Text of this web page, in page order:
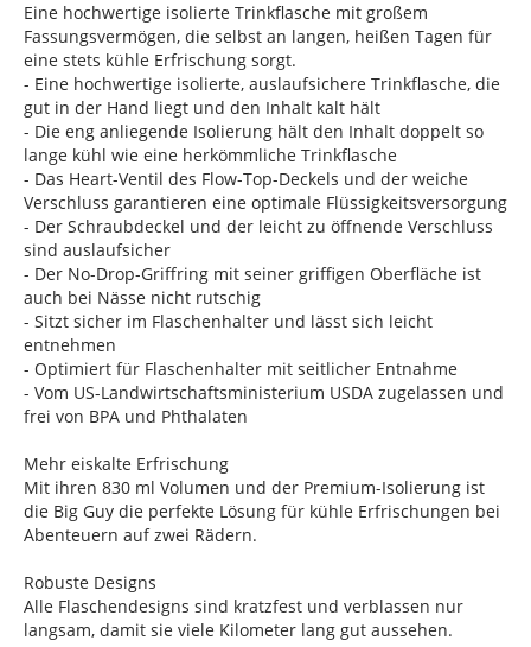
Eine hochwertige isolierte Trinkflasche mit großem
Fassungsvermögen, die selbst an langen, heißen Tagen für
eine stets kühle Erfrischung sorgt.
- Eine hochwertige isolierte, auslaufsichere Trinkflasche, die
gut in der Hand liegt und den Inhalt kalt hält
- Die eng anliegende Isolierung hält den Inhalt doppelt so
lange kühl wie eine herkömmliche Trinkflasche
- Das Heart-Ventil des Flow-Top-Deckels und der weiche
Verschluss garantieren eine optimale Flüssigkeitsversorgung
- Der Schraubdeckel und der leicht zu öffnende Verschluss
sind auslaufsicher
- Der No-Drop-Griffring mit seiner griffigen Oberfläche ist
auch bei Nässe nicht rutschig
- Sitzt sicher im Flaschenhalter und lässt sich leicht
entnehmen
- Optimiert für Flaschenhalter mit seitlicher Entnahme
- Vom US-Landwirtschaftsministerium USDA zugelassen und
frei von BPA und Phthalaten
Mehr eiskalte Erfrischung
Mit ihren 830 ml Volumen und der Premium-Isolierung ist
die Big Guy die perfekte Lösung für kühle Erfrischungen bei
Abenteuern auf zwei Rädern.
Robuste Designs
Alle Flaschendesigns sind kratzfest und verblassen nur
langsam, damit sie viele Kilometer lang gut aussehen.